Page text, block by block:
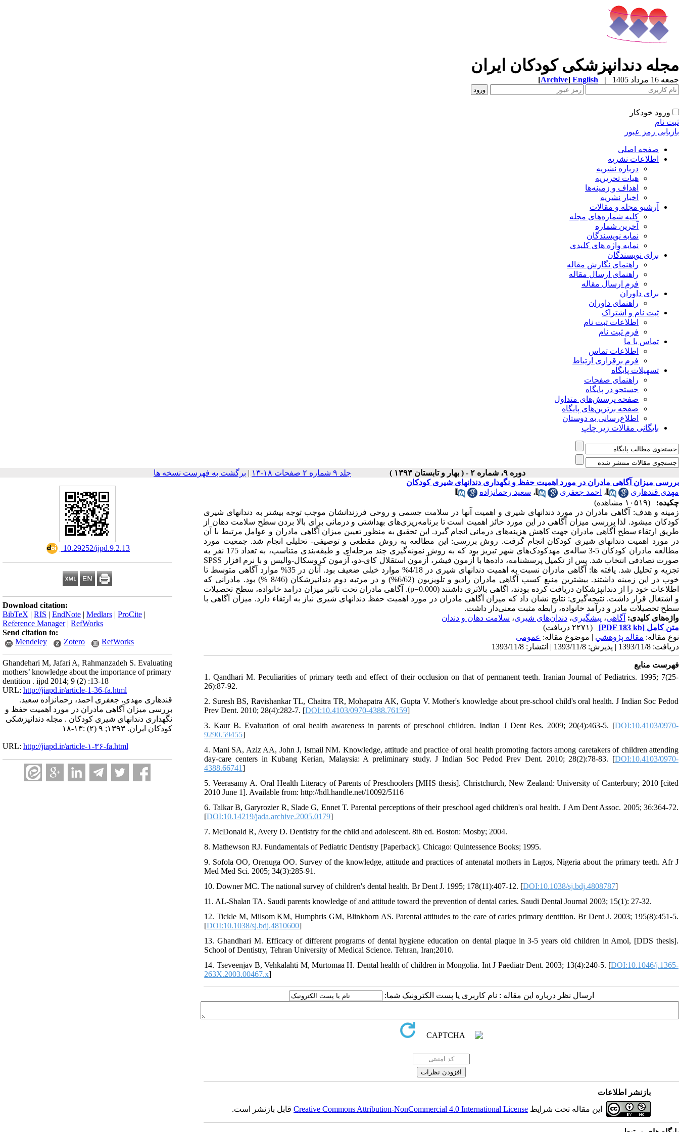
مجله دندانپزشکی کودکان ایران
جمعه 16 مرداد 1405 |
English
[Archive]
ورود خودکار
ثبت نام
بازیابی رمز عبور
صفحه اصلی
اطلاعات نشریه
درباره نشریه
هیات تحریریه
اهداف و زمینه‌ها
اخبار نشریه
آرشیو مجله و مقالات
کلیه شماره‌های مجله
آخرین شماره
نمایه نویسندگان
نمایه واژه های کلیدی
برای نویسندگان
راهنمای نگارش مقاله
راهنمای ارسال مقاله
فرم ارسال مقاله
برای داوران
راهنمای داوران
ثبت نام و اشتراک
اطلاعات ثبت نام
فرم ثبت نام
تماس با ما
اطلاعات تماس
فرم برقراری ارتباط
تسهیلات پایگاه
راهنمای صفحات
جستجو در پایگاه
صفحه پرسش‌های متداول
صفحه برترین‌های پایگاه
اطلاع‌رسانی به دوستان
بایگانی مقالات زیر چاپ
دوره ۹، شماره ۲ - ( بهار و تابستان ۱۳۹۳ ) جلد ۹ شماره ۲ صفحات ۱۸-۱۳ | برگشت به فهرست نسخه ها
‎ 10.29252/ijpd.9.2.13
Download citation:
BibTeX | RIS | EndNote | Medlars | ProCite |
Reference Manager| RefWorks
Send citation to:
Mendeley
Zotero RefWorks
Ghandehari M, Jafari A, Rahmanzadeh S. Evaluating
mothers’ knowledge about the importance of primary
dentition . ijpd 2014; 9 (2) :13-18
URL: http://jiapd.ir/article-1-36-fa.html
قندهاری مهدی، جعفری احمد، رحمانزاده سعید.
بررسی میزان آگاهی مادران در مورد اهمیت حفظ و
نگهداری دندانهای شیری کودکان . مجله دندانپزشکی
کودکان ایران. ۱۳۹۳; ۹ (۲) :۱۳-۱۸
URL: http://jiapd.ir/article-۱-۳۶-fa.html
بررسی میزان آگاهی مادران در مورد اهمیت حفظ و نگهداری دندانهای شیری کودکان
مهدی قندهاری
، احمد جعفری ، سعید رحمانزاده
چکیده:
(۱۰۵۱۹ مشاهده)
زمینه و هدف: آگاهی مادران در مورد دندانهای شیری و اهمیت آنها در سلامت جسمی و روحی فرزندانشان موجب توجه بیشتر به دندانهای شیری
کودکان میشود. لذا بررسی میزان آگاهی در این مورد حائز اهمیت است تا برنامه‌ریزی‌های بهداشتی و درمانی برای بالا بردن سطح سلامت دهان از
طریق ارتقاء سطح آگاهی مادران جهت کاهش هزینه‌های درمانی انجام گیرد. این تحقیق به منظور تعیین میزان آگاهی مادران و عوامل مرتبط با آن
در مورد اهمیت دندانهای شیری کودکان انجام گرفت. روش بررسی: این مطالعه به روش مقطعی و توصیفی- تحلیلی انجام شد. جمعیت مورد
مطالعه‌ مادران کودکان 5-3 ساله‌ی مهدکودک‌های شهر تبریز بود که به روش نمونه‌گیری چند مرحله‌ای و طبقه‌بندی متناسب، به تعداد 175 نفر به
صورت تصادفی انتخاب شد. پس از تکمیل پرسشنامه، داده‌ها با آزمون فیشر، آزمون استقلال کای-دو، آزمون کروسکال-والیس و با نرم افزار SPSS
تجزیه و تحلیل شد. یافته ها: آگاهی مادران نسبت به اهمیت دندانهای شیری در 4/18% موارد خیلی ضعیف بود. آنان در 35% موارد آگاهی متوسط تا
خوب در این زمینه داشتند. بیشترین منبع کسب آگاهی مادران رادیو و تلویزیون (6/62%) و در مرتبه دوم دندانپزشکان (8/46 %) بود. مادرانی که
اطلاعات خود را از دندانپزشکان دریافت کرده بودند، اگاهی بالاتری داشتند (p=0.000). آگاهی مادران تحت تاثیر میزان درامد خانواده، سطح تحصیلات
و اشتغال قرار داشت. نتیجه‌گیری: نتایج نشان داد که میزان آگاهی مادران در مورد اهمیت حفظ دندانهای شیری نیاز به ارتقاء دارد. میزان آگاهی با
سطح تحصیلات مادر و درآمد خانواده، رابطه مثبت معنی‌دار داشت.
واژه‌های کلیدی: آگاهی، پیشگیری، دندان‌های شیری، سلامت دهان و دندان
متن کامل [PDF 183 kb]
(۲۲۷۱ دریافت)
نوع مقاله: مقاله پژوهشي | موضوع مقاله: عمومى
دریافت: 1393/11/8 | پذیرش: 1393/11/8 | انتشار: 1393/11/8
فهرست منابع
1. Qandhari M. Peculiarities of primary teeth and effect of their occlusion on that of permanent teeth. Iranian Journal of Pediatrics. 1995; 7(25-
26):87-92.
2. Suresh BS, Ravishankar TL, Chaitra TR, Mohapatra AK, Gupta V. Mother's knowledge about pre-school child's oral health. J Indian Soc Pedod
Prev Dent. 2010; 28(4):282-7. [DOI:10.4103/0970-4388.76159]
3. Kaur B. Evaluation of oral health awareness in parents of preschool children. Indian J Dent Res. 2009; 20(4):463-5. [DOI:10.4103/0970-
9290.59455]
4. Mani SA, Aziz AA, John J, Ismail NM. Knowledge, attitude and practice of oral health promoting factors among caretakers of children attending
day-care centers in Kubang Kerian, Malaysia: A preliminary study. J Indian Soc Pedod Prev Dent. 2010; 28(2):78-83. [DOI:10.4103/0970-
4388.66741]
5. Veerasamy A. Oral Health Literacy of Parents of Preschoolers [MHS thesis]. Christchurch, New Zealand: University of Canterbury; 2010 [cited
2010 June 1]. Available from: http://hdl.handle.net/10092/5116
6. Talkar B, Garyrozier R, Slade G, Ennet T. Parental perceptions of their preschool aged children's oral health. J Am Dent Assoc. 2005; 36:364-72.
[DOI:10.14219/jada.archive.2005.0179]
7. McDonald R, Avery D. Dentistry for the child and adolescent. 8th ed. Boston: Mosby; 2004.
8. Mathewson RJ. Fundamentals of Pediatric Dentistry [Paperback]. Chicago: Quintessence Books; 1995.
9. Sofola OO, Orenuga OO. Survey of the knowledge, attitude and practices of antenatal mothers in Lagos, Nigeria about the primary teeth. Afr J
Med Med Sci. 2005; 34(3):285-91.
10. Downer MC. The national survey of children's dental health. Br Dent J. 1995; 178(11):407-12. [DOI:10.1038/sj.bdj.4808787]
11. AL-Shalan TA. Saudi parents knowledge of and attitude toward the prevention of dental caries. Saudi Dental Journal 2003; 15(1): 27-32.
12. Tickle M, Milsom KM, Humphris GM, Blinkhorn AS. Parental attitudes to the care of caries primary dentition. Br Dent J. 2003; 195(8):451-5.
[DOI:10.1038/sj.bdj.4810600]
13. Ghandhari M. Efficacy of different programs of dental hygiene education on dental plaque in 3-5 years old children in Amol, [DDS thesis].
School of Dentistry, Tehran University of Medical Science. Tehran, Iran;2010.
14. Tseveenjav B, Vehkalahti M, Murtomaa H. Dental health of children in Mongolia. Int J Paediatr Dent. 2003; 13(4):240-5. [DOI:10.1046/j.1365-
263X.2003.00467.x]
ارسال نظر درباره این مقاله : نام کاربری یا پست الکترونیک شما:
بازنشر اطلاعات
این مقاله تحت شرایط Creative Commons Attribution-NonCommercial 4.0 International Licenseقابل بازنشر است.